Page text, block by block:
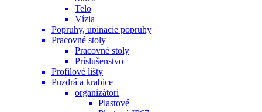
Telo
Vízia
Popruhy, upínacie popruhy
Pracovné stoly
Pracovné stoly
Príslušenstvo
Profilové lišty
Puzdrá a krabice
organizátori
Plastové